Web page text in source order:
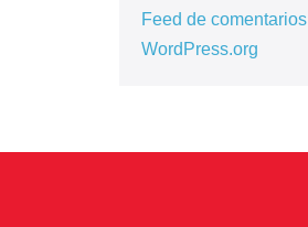
Feed de comentarios
WordPress.org